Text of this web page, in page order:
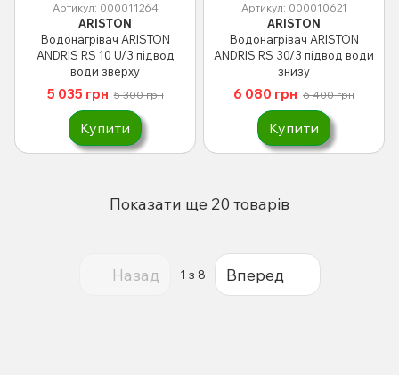
Артикул: 000011264
ARISTON
Водонагрівач ARISTON
ANDRIS RS 10 U/3 підвод
води зверху
5 035 грн 5 300 грн
Купити
Артикул: 000010621
ARISTON
Водонагрівач ARISTON
ANDRIS RS 30/3 підвод води
знизу
6 080 грн 6 400 грн
Купити
Показати ще 20 товарів
Назад 1 з 8 Вперед